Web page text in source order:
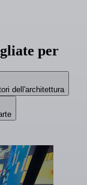
per
dell'architettura